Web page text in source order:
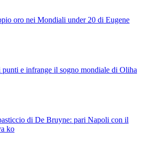
oro nei Mondiali under 20 di Eugene
e infrange il sogno mondiale di Oliha
di De Bruyne: pari Napoli con il
ko